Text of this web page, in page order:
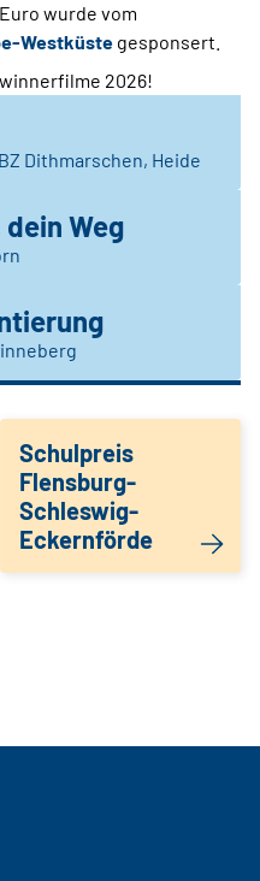
wurde vom
Westküste gesponsert.
2026!
Dithmarschen, Heide
Weg
Schulpreis
Flensburg-
Schleswig-
Eckernförde